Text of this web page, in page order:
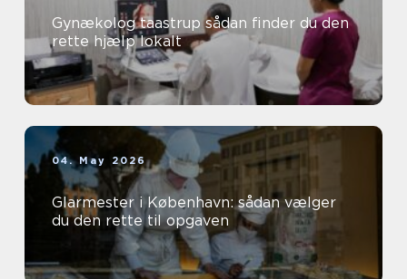
Gynækolog taastrup sådan finder du den
rette hjælp lokalt
04. May 2026
Glarmester i København: sådan vælger
du den rette til opgaven